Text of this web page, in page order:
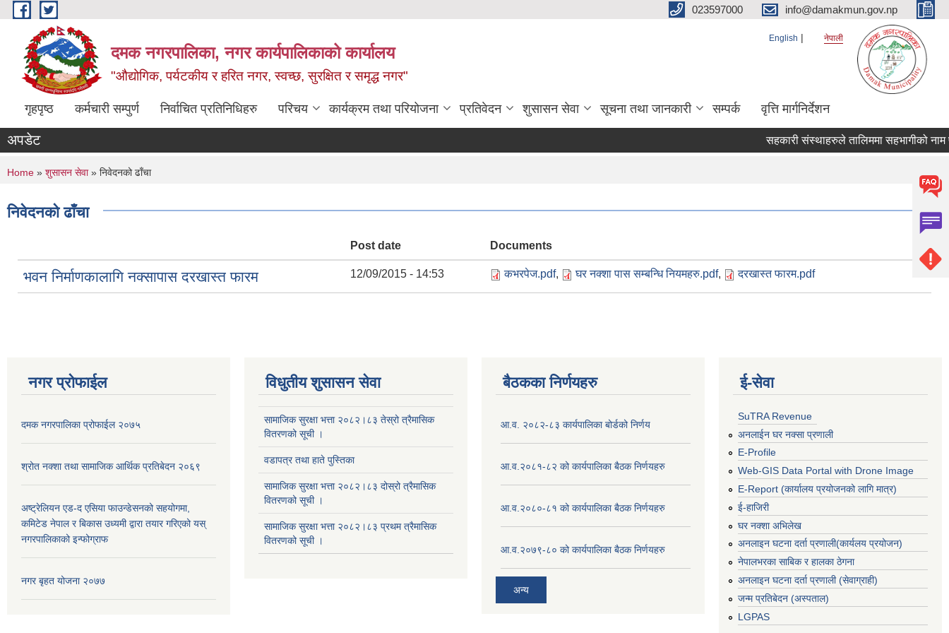
Skip to main content 023597000 info@damakmun.gov.np
दमक नगरपालिका, नगर कार्यपालिकाको कार्यालय
"औद्योगिक, पर्यटकीय र हरित नगर, स्वच्छ, सुरक्षित र समृद्ध नगर"
English नेपाली
गृहपृष्ठ कर्मचारी सम्पुर्ण निर्वाचित प्रतिनिधिहरु परिचय कार्यक्रम तथा परियोजना प्रतिवेदन शुसासन सेवा सूचना तथा जानकारी सम्पर्क वृत्ति मार्गनिर्देशन
अपडेट सहकारी संस्थाहरुले तालिममा सहभागीको नाम
You are here
Home » शुसासन सेवा» निवेदनको ढाँचा
निवेदनको ढाँचा
Post date Documents
भवन निर्माणकालागि नक्सापास दरखास्त फारम 12/09/2015 - 14:53 कभरपेज.pdf, घर नक्शा पास सम्बन्धि नियमहरु.pdf, दरखास्त फारम.pdf
नगर प्रोफाईल
दमक नगरपालिका प्रोफाईल २०७५
श्रोत नक्शा तथा सामाजिक आर्थिक प्रतिबेदन २०६९
अष्ट्रेलियन एड-द एसिया फाउन्डेसनको सहयोगमा,
कमिटेड नेपाल र बिकास उध्यमी द्वारा तयार गरिएको यस्
नगरपालिकाको इन्फोग्राफ
नगर बृहत योजना २०७७
विधुतीय शुसासन सेवा
सामाजिक सुरक्षा भत्ता २०८२।८३ तेस्रो त्रैमासिक
वितरणको सूची ।
वडापत्र तथा हाते पुस्तिका
सामाजिक सुरक्षा भत्ता २०८२।८३ दोस्रो त्रैमासिक
वितरणको सूची ।
सामाजिक सुरक्षा भत्ता २०८२।८३ प्रथम त्रैमासिक
वितरणको सूची ।
बैठकका निर्णयहरु
आ.व. २०८२-८३ कार्यपालिका बोर्डको निर्णय
आ.व.२०८१-८२ को कार्यपालिका बैठक निर्णयहरु
आ.व.२०८०-८१ को कार्यपालिका बैठक निर्णयहरु
आ.व.२०७९-८० को कार्यपालिका बैठक निर्णयहरु
अन्य
ई‍-सेवा
SuTRA Revenue
अनलाईन घर नक्सा प्रणाली
E-Profile
Web-GIS Data Portal with Drone Image
E-Report (कार्यालय प्रयोजनको लागि मात्र)
ई-हाजिरी
घर नक्शा अभिलेख
अनलाइन घटना दर्ता प्रणाली(कार्यलय प्रयोजन)
नेपालभरका साबिक र हालका ठेगना
अनलाइन घटना दर्ता प्रणाली (सेवाग्राही)
जन्म प्रतिबेदन (अस्पताल)
LGPAS